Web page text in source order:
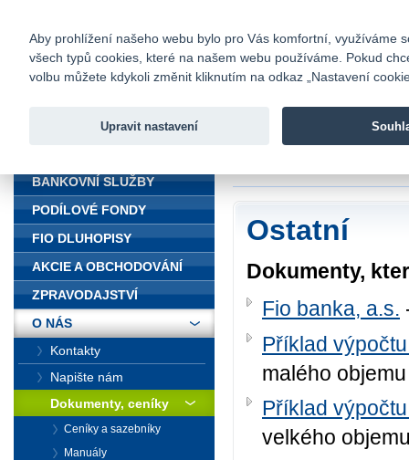
Fio banka
Fio banka
Ostatní
Dokumenty,
Fio banka, a.s.
Příklad
malého
Příklad
velkého
BANKOVNÍ SLUŽBY
PODÍLOVÉ FONDY
FIO DLUHOPISY
AKCIE A OBCHODOVÁNÍ
ZPRAVODAJSTVÍ
O NÁS
Kontakty
Napište nám
Dokumenty, ceníky
Ceníky a sazebníky
Manuály
Aby prohlížení našeho webu bylo pro Vás komfortní, využíváme
všech typů cookies, které na našem webu používáme. Pokud
volbu můžete kdykoli změnit kliknutím na odkaz „Nastavení
Upravit nastavení